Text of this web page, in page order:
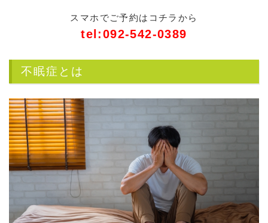
スマホでご予約はコチラから
tel:092-542-0389
不眠症とは